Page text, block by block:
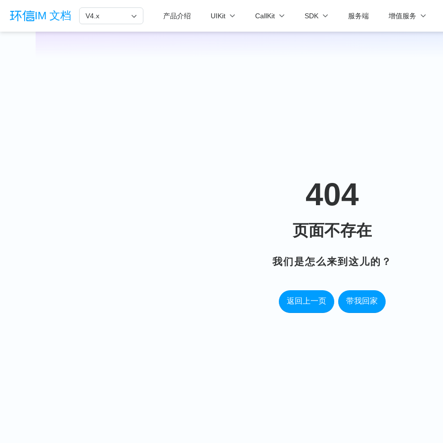
IM 文档 V4.x 产品介绍 UIKit CallKit SDK 服务端 增值服务
404
页面不存在
我们是怎么来到这儿的？
返回上一页 带我回家